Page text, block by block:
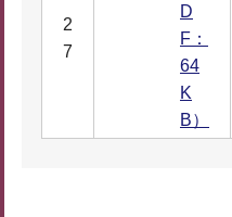
2
7
D
F：
64
K
B）